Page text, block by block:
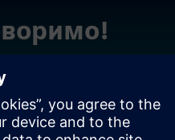
коментарями. Ми тут,